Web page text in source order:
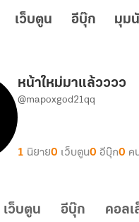
เว็บตูน อีบุ๊ก มุม
หน้าใหม่มาแล้วววว
@mapoxgod21qq
1 นิยาย0 เว็บตูน0 อีบุ๊ก0 ค
เว็บตูน อีบุ๊ก คอล